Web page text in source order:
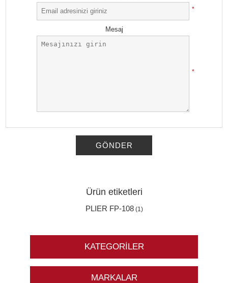
*
Mesaj
*
GÖNDER
Ürün etiketleri
PLIER FP-108 (1)
KATEGORILER
MARKALAR